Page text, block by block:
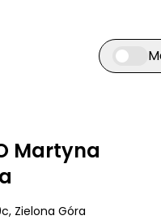
Martyna
, Zielona Góra